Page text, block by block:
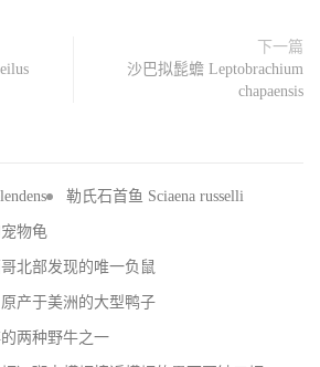
下一篇
沙巴拟髭蟾 Leptobrachium
chapaensis
勒氏石首鱼 Sciaena russelli
物龟
北部发现的唯一负鼠
产于美洲的大型鸭子
两种野牛之一